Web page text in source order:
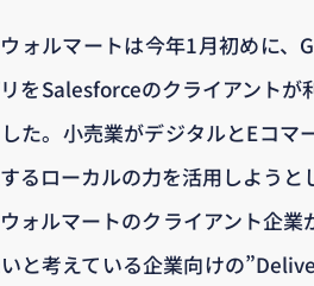
ォルマートは今年1月初めに、
をSalesforceのクライアント
た。小売業がデジタルとEコ
るローカルの力を活用しよう
ォルマートのクライアント企
と考えている企業向けの